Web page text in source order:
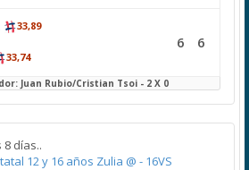
33,89
33,74
6 6
Juan Rubio/Cristian Tsoi - 2 X 0
8 días..
12 y 16 años Zulia @ - 16VS